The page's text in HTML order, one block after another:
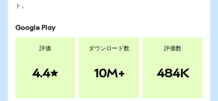
ト。
Google Play
評価
4.4
ダウンロード数
10M+
評価数
484K